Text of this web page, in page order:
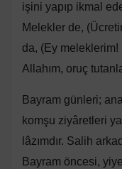
işini yapıp ikmal
Melekler de,
da, (Ey
Allahım, oruç
Bayram günleri;
komşu ziyâretleri
lâzımdır. Salih
Bayram öncesi,